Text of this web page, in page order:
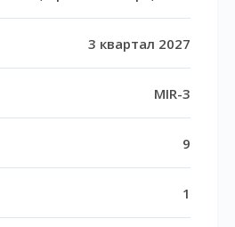
3 квартал 2027
MIR-3
9
1